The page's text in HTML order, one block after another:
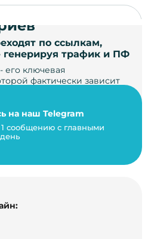
по ссылкам,
генерируя трафик и ПФ
его ключевая
фактически зависит
на наш Telegram
сообщению с главными